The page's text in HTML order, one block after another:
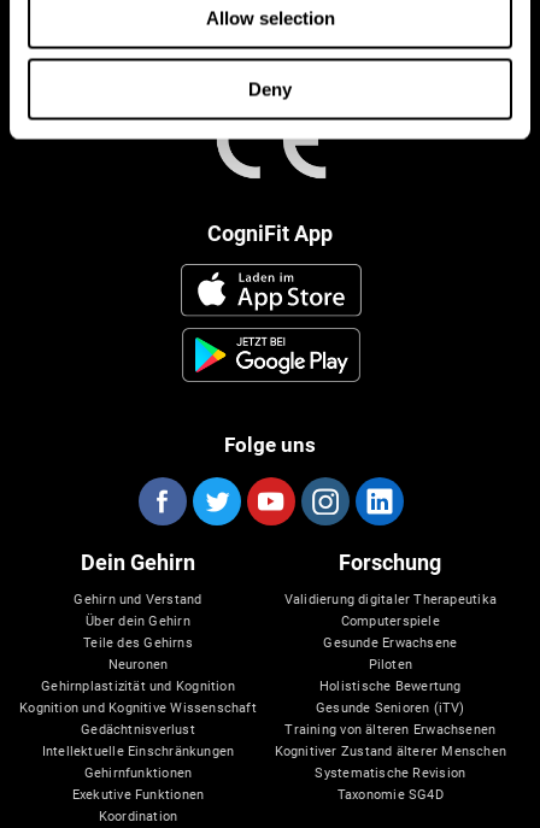
Allow selection
Deny
CogniFit App
Folge uns
Dein Gehirn
Gehirn und Verstand
Über dein Gehirn
Teile des Gehirns
Neuronen
Gehirnplastizität und Kognition
Kognition und Kognitive Wissenschaft
Gedächtnisverlust
Intellektuelle Einschränkungen
Gehirnfunktionen
Exekutive Funktionen
Koordination
Forschung
Validierung digitaler Therapeutika
Computerspiele
Gesunde Erwachsene
Piloten
Holistische Bewertung
Gesunde Senioren (iTV)
Training von älteren Erwachsenen
Kognitiver Zustand älterer Menschen
Systematische Revision
Taxonomie SG4D